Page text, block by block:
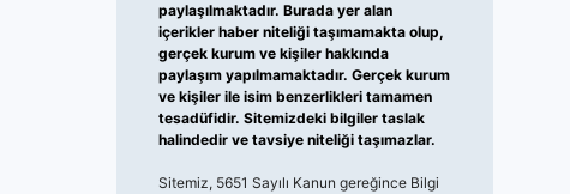
paylaşılmaktadır. Burada yer alan
içerikler haber niteliği taşımamakta olup,
gerçek kurum ve kişiler hakkında
paylaşım yapılmamaktadır. Gerçek kurum
ve kişiler ile isim benzerlikleri tamamen
tesadüfidir. Sitemizdeki bilgiler taslak
halindedir ve tavsiye niteliği taşımazlar.
Sitemiz, 5651 Sayılı Kanun gereğince Bilgi